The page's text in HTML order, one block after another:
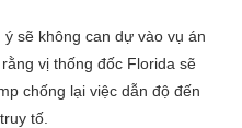
sẽ không can dự vào vụ án
vị thống đốc Florida sẽ
chống lại việc dẫn độ đến
tố.